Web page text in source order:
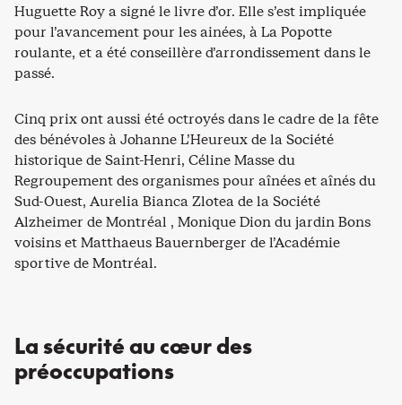
Huguette Roy a signé le livre d’or. Elle s’est impliquée
pour l’avancement pour les ainées, à La Popotte
roulante, et a été conseillère d’arrondissement dans le
passé.
Cinq prix ont aussi été octroyés dans le cadre de la fête
des bénévoles à Johanne L’Heureux de la Société
historique de Saint-Henri, Céline Masse du
Regroupement des organismes pour aînées et aînés du
Sud-Ouest, Aurelia Bianca Zlotea de la Société
Alzheimer de Montréal , Monique Dion du jardin Bons
voisins et Matthaeus Bauernberger de l’Académie
sportive de Montréal.
La sécurité au cœur des
préoccupations